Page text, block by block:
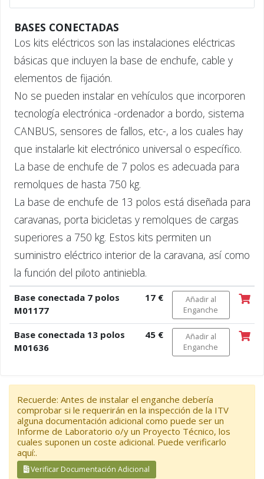
BASES CONECTADAS
Los kits eléctricos son las instalaciones eléctricas
básicas que incluyen la base de enchufe, cable y
elementos de fijación.
No se pueden instalar en vehículos que incorporen
tecnología electrónica -ordenador a bordo, sistema
CANBUS, sensores de fallos, etc-, a los cuales hay
que instalarle kit electrónico universal o específico.
La base de enchufe de 7 polos es adecuada para
remolques de hasta 750 kg.
La base de enchufe de 13 polos está diseñada para
caravanas, porta bicicletas y remolques de cargas
superiores a 750 kg. Estos kits permiten un
suministro eléctrico interior de la caravana, así como
la función del piloto antiniebla.
Base conectada 7 polos
M01177
17 €
Añadir al
Enganche
Base conectada 13 polos
M01636
45 €
Añadir al
Enganche
Recuerde: Antes de instalar el enganche debería
comprobar si le requerirán en la inspección de la ITV
alguna documentación adicional como puede ser un
Informe de Laboratorio o/y un Proyecto Técnico, los
cuales suponen un coste adicional. Puede verificarlo
aquí:.
Verificar Documentación Adicional